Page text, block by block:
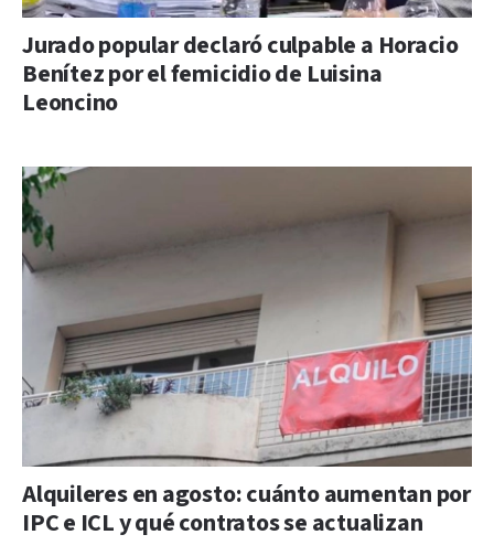
Jurado popular declaró culpable a Horacio
Benítez por el femicidio de Luisina
Leoncino
Alquileres en agosto: cuánto aumentan por
IPC e ICL y qué contratos se actualizan